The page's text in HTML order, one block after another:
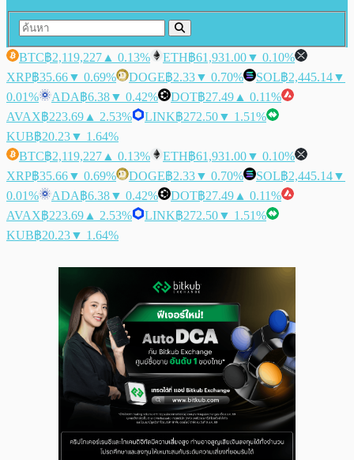
BTC฿2,119,227 ▲ 0.13% ETH฿61,931.00▼ 0.10%
XRP฿35.66▼ 0.69% DOGE฿2.33▼ 0.70% SOL฿2,445.14▼
0.01%
ADA฿6.38▼ 0.42% DOT฿27.49 ▲ 0.11%
AVAX฿223.69 ▲ 2.53% LINK฿272.50▼ 1.51%
KUB฿20.23▼ 1.64%
BTC฿2,119,227 ▲ 0.13% ETH฿61,931.00▼ 0.10%
XRP฿35.66▼ 0.69% DOGE฿2.33▼ 0.70% SOL฿2,445.14▼
0.01%
ADA฿6.38▼ 0.42% DOT฿27.49 ▲ 0.11%
AVAX฿223.69 ▲ 2.53% LINK฿272.50▼ 1.51%
KUB฿20.23▼ 1.64%